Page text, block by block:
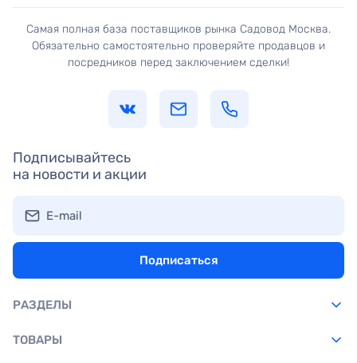
Самая полная база поставщиков рынка Садовод Москва.
Обязательно самостоятельно проверяйте продавцов и
посредников перед заключением сделки!
Подписывайтесь
на новости и акции
E-mail
Подписаться
РАЗДЕЛЫ
ТОВАРЫ